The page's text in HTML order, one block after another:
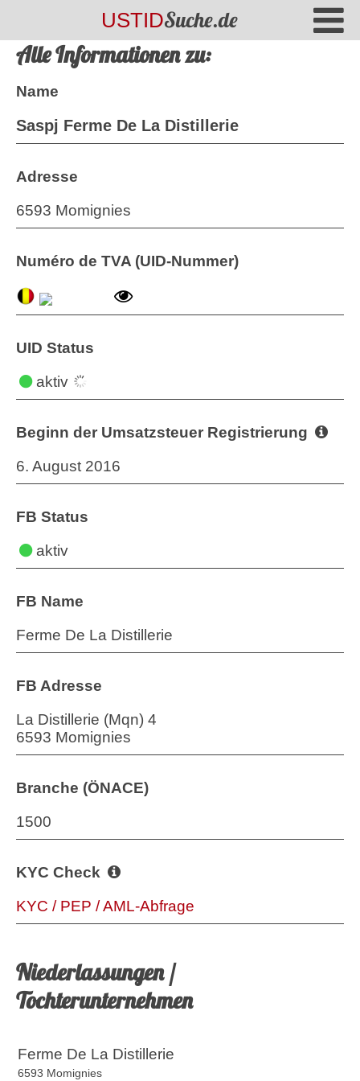
USTIDSuche.de
Alle Informationen zu:
Name
Saspj Ferme De La Distillerie
Adresse
6593 Momignies
Numéro de TVA (UID-Nummer)
UID Status
aktiv
Beginn der Umsatzsteuer Registrierung
6. August 2016
FB Status
aktiv
FB Name
Ferme De La Distillerie
FB Adresse
La Distillerie (Mqn) 4
6593 Momignies
Branche (ÖNACE)
1500
KYC Check
KYC / PEP / AML-Abfrage
Niederlassungen /
Tochterunternehmen
Ferme De La Distillerie
6593 Momignies